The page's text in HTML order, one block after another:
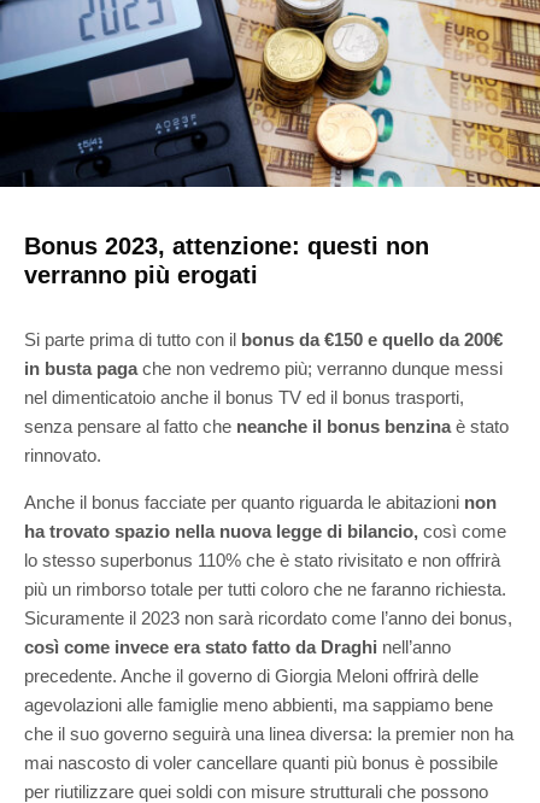
Bonus 2023, attenzione: questi non
verranno più erogati
Si parte prima di tutto con il bonus da €150 e quello da 200€
in busta pagache non vedremo più; verranno dunque messi
nel dimenticatoio anche il bonus TV ed il bonus trasporti,
senza pensare al fatto che neanche il bonus benzinaè stato
rinnovato.
Anche il bonus facciate per quanto riguarda le abitazioni non
ha trovato spazio nella nuova legge di bilancio, così come
lo stesso superbonus 110% che è stato rivisitato e non offrirà
più un rimborso totale per tutti coloro che ne faranno richiesta.
Sicuramente il 2023 non sarà ricordato come l’anno dei bonus,
così come invece era stato fatto da Draghi nell’anno
precedente. Anche il governo di Giorgia Meloni offrirà delle
agevolazioni alle famiglie meno abbienti, ma sappiamo bene
che il suo governo seguirà una linea diversa: la premier non ha
mai nascosto di voler cancellare quanti più bonus è possibile
per riutilizzare quei soldi con misure strutturali che possono